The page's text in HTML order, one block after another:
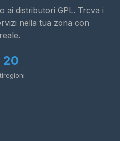
ai distributori GPL. Trova i
nella tua zona con
20
regioni